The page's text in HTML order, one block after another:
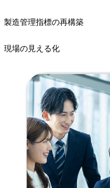
製造管理指標の再構築
現場の見える化